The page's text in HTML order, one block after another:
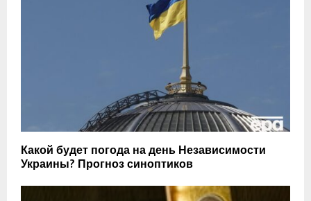
Какой будет погода на день Независимости
Украины? Прогноз синоптиков